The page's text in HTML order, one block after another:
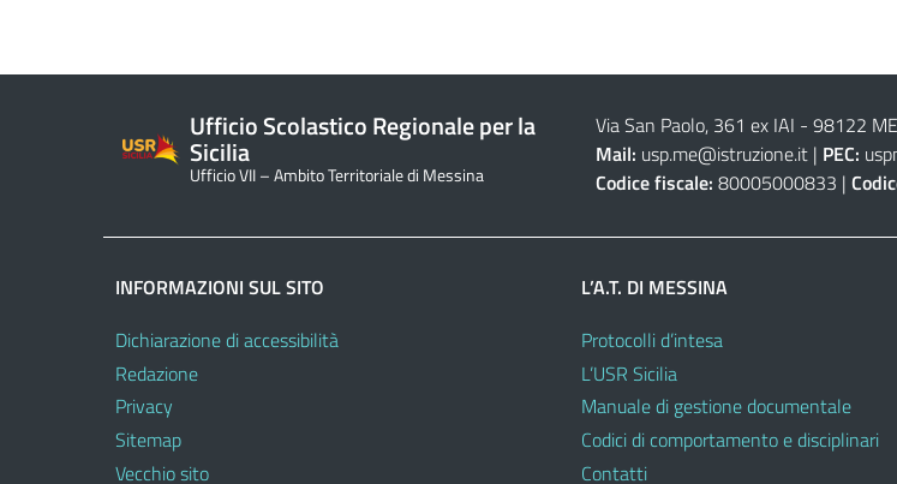
Ufficio Scolastico Regionale per la
Sicilia
Ufficio VII – Ambito Territoriale di Messina
Via San Paolo, 361 ex IAI - 98122
Mail: usp.me@istruzione.it| PEC:
Codice fiscale: 80005000833 |
INFORMAZIONI SUL SITO
Dichiarazione di accessibilità
Redazione
Privacy
Sitemap
Vecchio sito
L’A.T. DI MESSINA
Protocolli d’intesa
L’USR Sicilia
Manuale di gestione documentale
Codici di comportamento e disciplinari
Contatti